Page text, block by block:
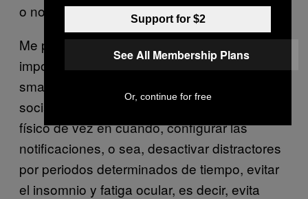
o no.
Me parece que más que un uso saludable es
importante dar un uso responsable al
smartphone. Por ejemplo, buscar tener vida
social fuera del teléfono y tener contacto
físico de vez en cuando, configurar las
notificaciones, o sea, desactivar distractores
por periodos determinados de tiempo, evitar
el insomnio y fatiga ocular, es decir, evita
Support for $2
See All Membership Plans
Or, continue for free